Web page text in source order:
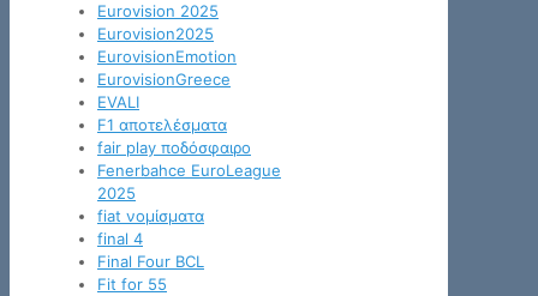
Eurovision 2025
Eurovision2025
EurovisionEmotion
EurovisionGreece
EVALI
F1 αποτελέσματα
fair play ποδόσφαιρο
Fenerbahce EuroLeague
2025
fiat νομίσματα
final 4
Final Four BCL
Fit for 55